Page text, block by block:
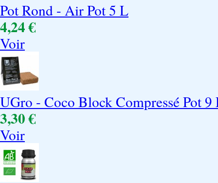
Pot Rond - Air Pot 5 L
4,24 €
Voir
UGro - Coco Block Compressé Pot
3,30 €
Voir